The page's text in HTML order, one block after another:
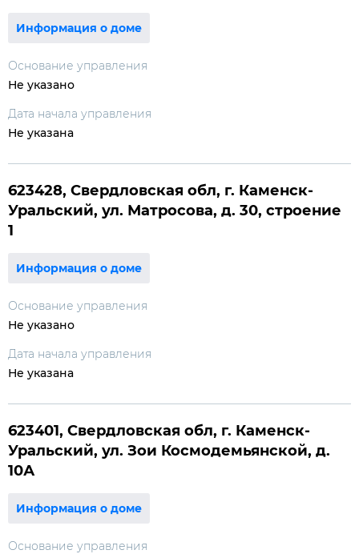
Информация о доме
Основание управления
Не указано
Дата начала управления
Не указана
623428, Свердловская обл, г. Каменск-
Уральский, ул. Матросова, д. 30, строение
1
Информация о доме
Основание управления
Не указано
Дата начала управления
Не указана
623401, Свердловская обл, г. Каменск-
Уральский, ул. Зои Космодемьянской, д.
10А
Информация о доме
Основание управления